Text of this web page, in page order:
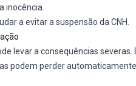
inocência.
a evitar a suspensão da CNH.
levar a consequências severas.
podem perder